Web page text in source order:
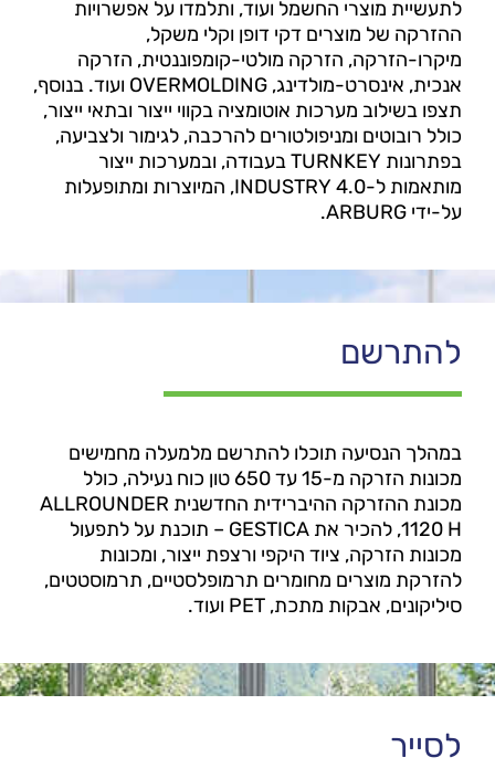
לתעשיית מוצרי החשמל ועוד, ותלמדו על אפשרויות
ההזרקה של מוצרים דקי דופן וקלי משקל,
מיקרו-הזרקה, הזרקה מולטי-קומפוננטית, הזרקה
אנכית, אינסרט-מולדינג, OVERMOLDING ועוד. בנוסף,
תצפו בשילוב מערכות אוטומציה בקווי ייצור ובתאי ייצור,
כולל רובוטים ומניפולטורים להרכבה, לגימור ולצביעה,
בפתרונות TURNKEY בעבודה, ובמערכות ייצור
מותאמות ל-INDUSTRY 4.0, המיוצרות ומתופעלות
על-ידי ARBURG.
להתרשם
במהלך הנסיעה תוכלו להתרשם מלמעלה מחמישים
מכונות הזרקה מ-15 עד 650 טון כוח נעילה, כולל
מכונת ההזרקה ההיברידית החדשנית ALLROUNDER
1120 H, להכיר את GESTICA – תוכנת על לתפעול
מכונות הזרקה, ציוד היקפי ורצפת ייצור, ומכונות
להזרקת מוצרים מחומרים תרמופלסטיים, תרמוסטטים,
סיליקונים, אבקות מתכת, PET ועוד.
לסייר